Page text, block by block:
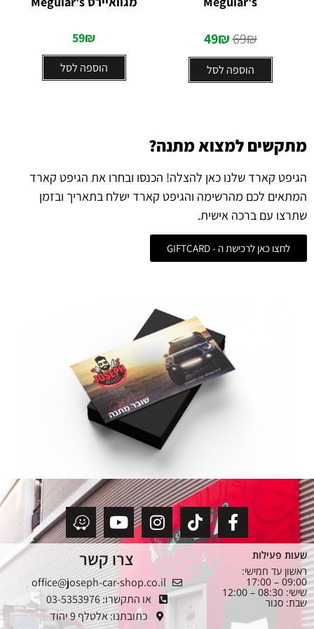
69₪
49₪
הוספה לסל
59₪
הוספה לסל
מתוך
מתקשים למצוא מתנה?
הגיפט קארד שלנו כאן להצלה! הכנסו ובחרו את הגיפט קארד
המתאים לכם מהרשימה והגיפט קארד ישלח בתאריך ובזמן
שתרצו עם ברכה אישית.
לחצו כאן לרכישת ה - GIFTCARD
שעות פעילות
ראשון עד חמישי:
09:00 – 17:00
שישי: 08:30 – 12:00
שבת: סגור
צרו קשר
office@joseph-car-shop.co.il
או התקשרו: 03-5353976
כתובתנו: אלטלף 9 יהוד